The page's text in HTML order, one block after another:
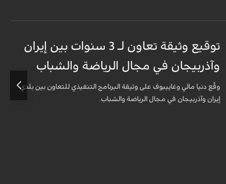
توقيع وثيقة تعاون لـ 3 سنوات بين إيران
وآذربيجان في مجال الرياضة والشباب
وقّع دنيا مالي وغاييبوف على وثيقة البرنامج التنفيذي للتعاون بين بلدي
إيران وآذربيجان في مجال الرياضة والشباب.